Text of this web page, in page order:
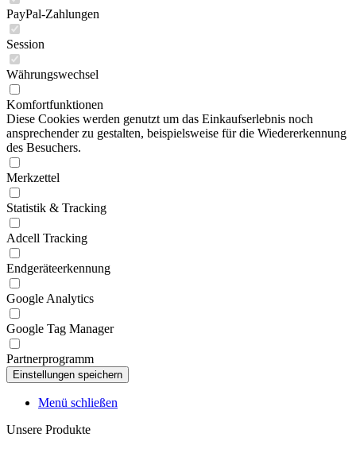
PayPal-Zahlungen
Session
Währungswechsel
Komfortfunktionen
Diese Cookies werden genutzt um das Einkaufserlebnis noch
ansprechender zu gestalten, beispielsweise für die Wiedererkennung
des Besuchers.
Merkzettel
Statistik & Tracking
Adcell Tracking
Endgeräteerkennung
Google Analytics
Google Tag Manager
Partnerprogramm
Menü schließen
Unsere Produkte